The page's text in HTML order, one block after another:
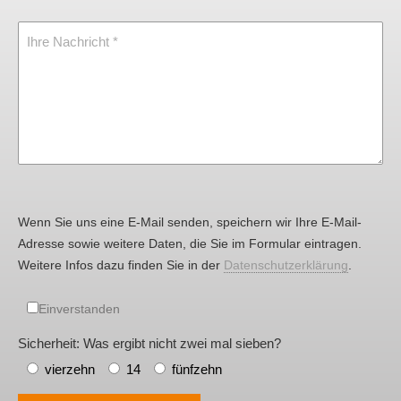
Ihre Nachricht
Wenn Sie uns eine E-Mail senden, speichern wir Ihre E-Mail-
Adresse sowie weitere Daten, die Sie im Formular eintragen.
Weitere Infos dazu finden Sie in der Datenschutzerklärung.
Einverstanden
Sicherheit: Was ergibt nicht zwei mal sieben?
vierzehn
14 fünfzehn